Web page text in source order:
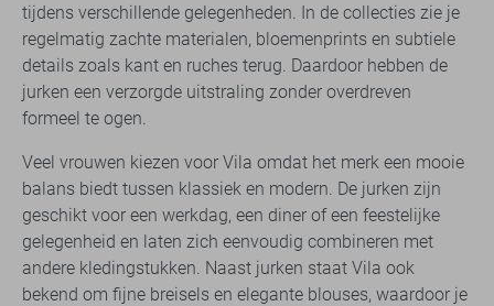
tijdens verschillende gelegenheden. In de collecties zie je
regelmatig zachte materialen, bloemenprints en subtiele
details zoals kant en ruches terug. Daardoor hebben de
jurken een verzorgde uitstraling zonder overdreven
formeel te ogen.
Veel vrouwen kiezen voor Vila omdat het merk een mooie
balans biedt tussen klassiek en modern. De jurken zijn
geschikt voor een werkdag, een diner of een feestelijke
gelegenheid en laten zich eenvoudig combineren met
andere kledingstukken. Naast jurken staat Vila ook
bekend om fijne breisels en elegante blouses, waardoor je